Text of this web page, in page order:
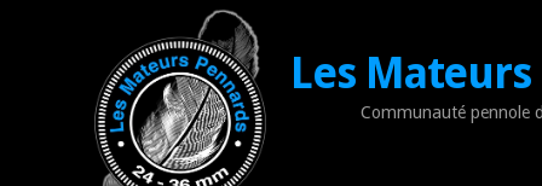
Les
Communauté pennole